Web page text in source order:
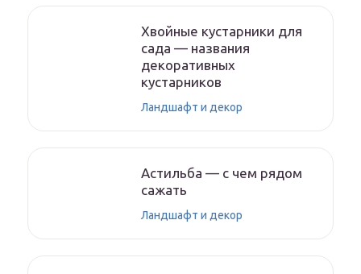
Хвойные кустарники для
сада — названия
декоративных
кустарников
Ландшафт и декор
Астильба — с чем рядом
сажать
Ландшафт и декор